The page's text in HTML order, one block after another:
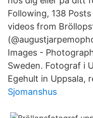
Following, 138
videos from
Images -
Sweden. Fotograf i
Egehult in Uppsala,
Sjomanshus